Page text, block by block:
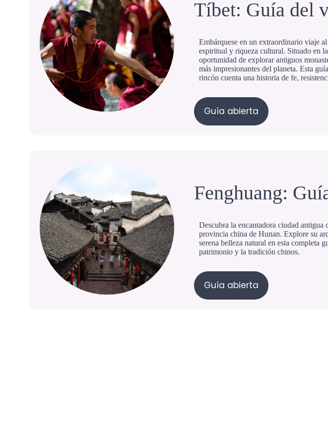
Tíbet: Guía del
Embárquese en un extraordinario viaje
espiritual y riqueza cultural. Situado en
oportunidad de explorar antiguos
más impresionantes del planeta. Esta
rincón cuenta una historia de fe,
Guía abierta
Fenghuang:
Descubra la encantadora ciudad
provincia china de Hunan. Explore su
serena belleza natural en esta completa
patrimonio y la tradición chinos.
Guía abierta